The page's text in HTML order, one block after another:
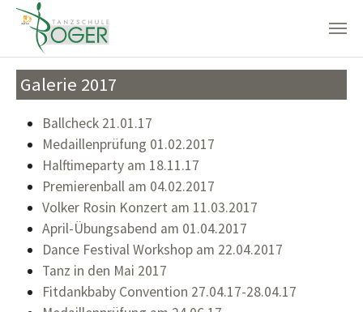
Zum Hauptinhalt springen
Galerie 2017
Ballcheck 21.01.17
Medaillenprüfung 01.02.2017
Halftimeparty am 18.11.17
Premierenball am 04.02.2017
Volker Rosin Konzert am 11.03.2017
April-Übungsabend am 01.04.2017
Dance Festival Workshop am 22.04.2017
Tanz in den Mai 2017
Fitdankbaby Convention 27.04.17-28.04.17